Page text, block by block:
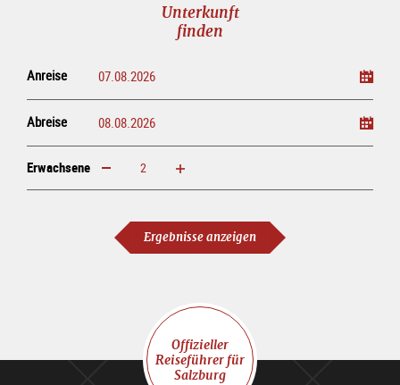
Unterkunft
finden
Anreise
Abreise
Erwachsene erhöhen verringern
Ergebnisse anzeigen
Offizieller
Reiseführer für
Salzburg